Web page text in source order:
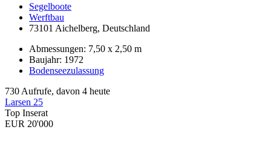
Segelboote
Werftbau
73101 Aichelberg, Deutschland
Abmessungen: 7,50 x 2,50 m
Baujahr: 1972
Bodenseezulassung
730 Aufrufe, davon 4 heute
Larsen 25
Top Inserat
EUR 20'000